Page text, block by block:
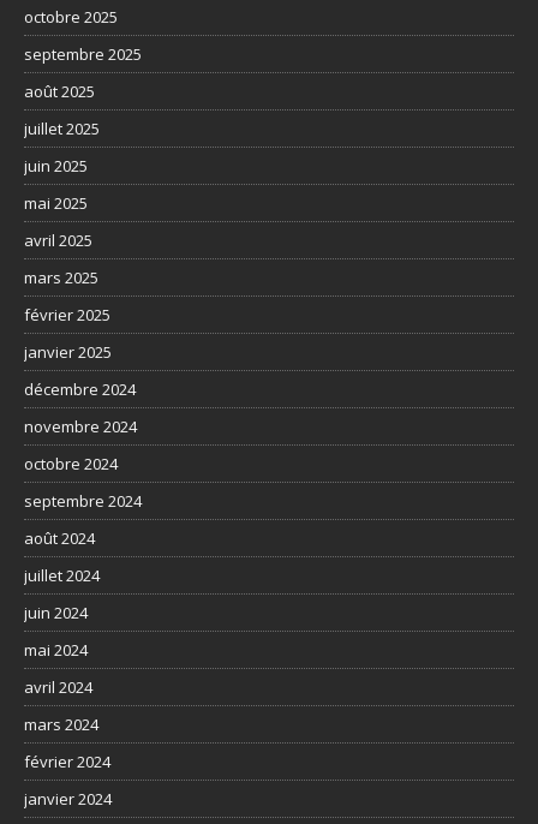
octobre 2025
septembre 2025
août 2025
juillet 2025
juin 2025
mai 2025
avril 2025
mars 2025
février 2025
janvier 2025
décembre 2024
novembre 2024
octobre 2024
septembre 2024
août 2024
juillet 2024
juin 2024
mai 2024
avril 2024
mars 2024
février 2024
janvier 2024